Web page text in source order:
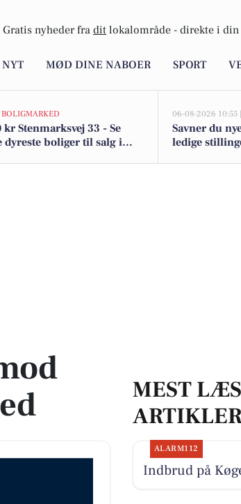
Gratis nyheder fra dit lokalområde - direkte i
MØD DINE NABOER SPORT
BOLIGMARKED
Stenmarksvej 33 - Se
dyreste boliger til salg i
06-08-2026 10:55 |
Savner du
ledige
MEST
ALARM112
Indbrud på